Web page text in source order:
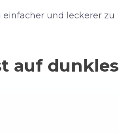
einfacher und leckerer zu
auf dunkles